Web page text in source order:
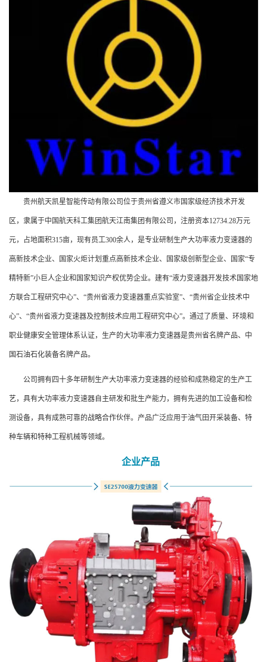
贵州航天凯星智能传动有限公司位于贵州省遵义市国家级经济技术开发
区，隶属于中国航天科工集团航天江南集团有限公司，注册资本12734.28万元
元，占地面积315亩，现有员工300余人，是专业研制生产大功率液力变速器的
高新技术企业、国家火炬计划重点高新技术企业、国家级创新型企业、国家“专
精特新”小巨人企业和国家知识产权优势企业。建有“液力变速器开发技术国家地
方联合工程研究中心”、“贵州省液力变速器重点实验室”、“贵州省企业技术中
心”、“贵州省液力变速器及控制技术应用工程研究中心”。通过了质量、环境和
职业健康安全管理体系认证，生产的大功率液力变速器是贵州省名牌产品、中
国石油石化装备名牌产品。
公司拥有四十多年研制生产大功率液力变速器的经验和成熟稳定的生产工
艺，具有大功率液力变速器自主研发和批生产能力，拥有先进的加工设备和检
测设备，具有成熟可靠的战略合作伙伴。产品广泛应用于油气田开采装备、特
种车辆和特种工程机械等领域。
企业产品